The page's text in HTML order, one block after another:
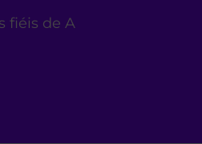
fiéis de A